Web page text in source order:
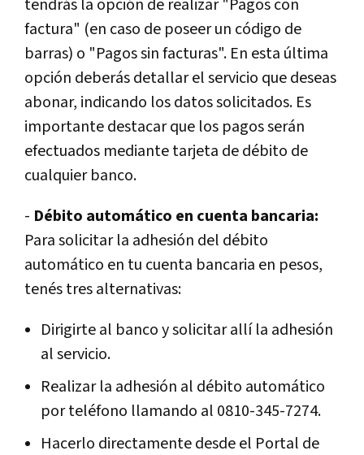
tendrás la opción de realizar "Pagos con
factura" (en caso de poseer un código de
barras) o "Pagos sin facturas". En esta última
opción deberás detallar el servicio que deseas
abonar, indicando los datos solicitados. Es
importante destacar que los pagos serán
efectuados mediante tarjeta de débito de
cualquier banco.
- Débito automático en cuenta bancaria:
Para solicitar la adhesión del débito
automático en tu cuenta bancaria en pesos,
tenés tres alternativas:
Dirigirte al banco y solicitar allí la adhesión
al servicio.
Realizar la adhesión al débito automático
por teléfono llamando al 0810-345-7274.
Hacerlo directamente desde el Portal de